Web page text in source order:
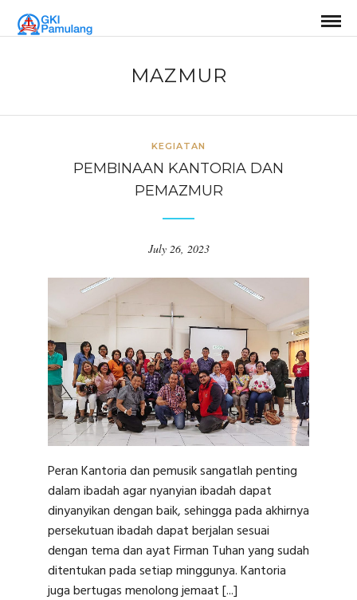
MAZMUR
KEGIATAN
PEMBINAAN KANTORIA DAN
PEMAZMUR
July 26, 2023
Peran Kantoria dan pemusik sangatlah penting
dalam ibadah agar nyanyian ibadah dapat
dinyanyikan dengan baik, sehingga pada akhirnya
persekutuan ibadah dapat berjalan sesuai
dengan tema dan ayat Firman Tuhan yang sudah
ditentukan pada setiap minggunya. Kantoria
juga bertugas menolong jemaat [...]